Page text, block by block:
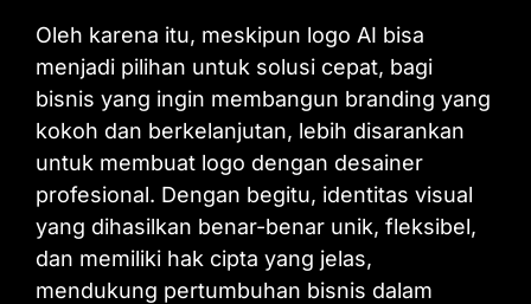
Oleh karena itu, meskipun logo AI bisa
menjadi pilihan untuk solusi cepat, bagi
bisnis yang ingin membangun branding yang
kokoh dan berkelanjutan, lebih disarankan
untuk membuat logo dengan desainer
profesional. Dengan begitu, identitas visual
yang dihasilkan benar-benar unik, fleksibel,
dan memiliki hak cipta yang jelas,
mendukung pertumbuhan bisnis dalam